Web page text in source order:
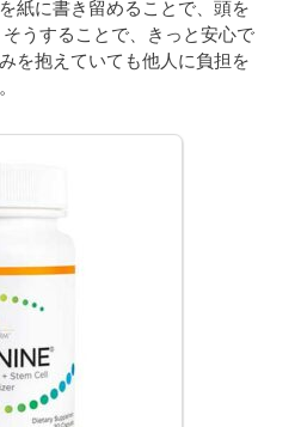
紙に書き留めることで、頭を
うすることで、きっと安心で
を抱えていても他人に負担を